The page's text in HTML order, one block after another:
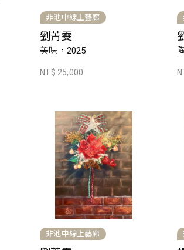
非池中線上藝廊
劉菁雯
美味，2025
NT$ 25,000
非池中線上藝廊